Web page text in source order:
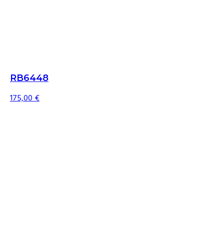
RB6448
175,00€